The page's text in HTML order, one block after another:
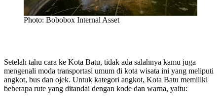
Photo: Bobobox Internal Asset
Setelah tahu cara ke Kota Batu, tidak ada salahnya kamu juga
mengenali moda transportasi umum di kota wisata ini yang meliputi
angkot, bus dan ojek. Untuk kategori angkot, Kota Batu memiliki
beberapa rute yang ditandai dengan kode dan warna, yaitu: